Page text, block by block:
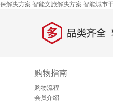
保解决方案 智能文旅解决方案 智能城市
多 品类齐全，
购物指南
购物流程
会员介绍